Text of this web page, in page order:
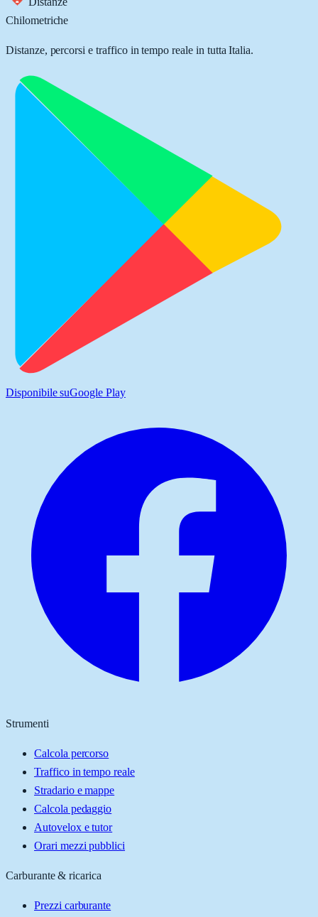
Chilometriche
Distanze, percorsi e traffico in tempo reale in tutta Italia.
Disponibile suGoogle Play
Strumenti
Calcola percorso
Traffico in tempo reale
Stradario e mappe
Calcola pedaggio
Autovelox e tutor
Orari mezzi pubblici
Carburante & ricarica
Prezzi carburante